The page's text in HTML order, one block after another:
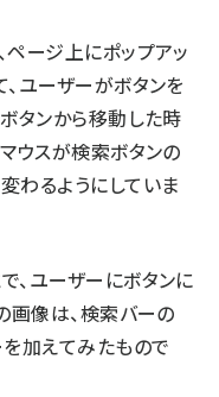
ページ上にポップアッ
ユーザーがボタンを
タンから移動した時
ウスが検索ボタンの
わるようにしていま
、ユーザーにボタンに
画像は、検索バーの
を加えてみたもので